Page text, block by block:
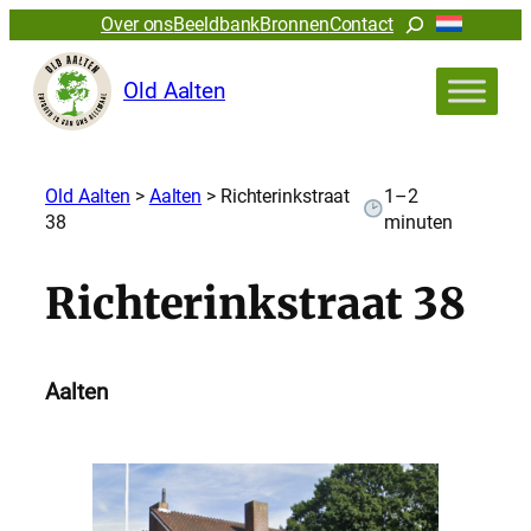
Over onsBeeldbankBronnenContactZoeken
Old Aalten
Old Aalten > Aalten > Richterinkstraat
38
1–2
minuten
Richterinkstraat 38
Aalten